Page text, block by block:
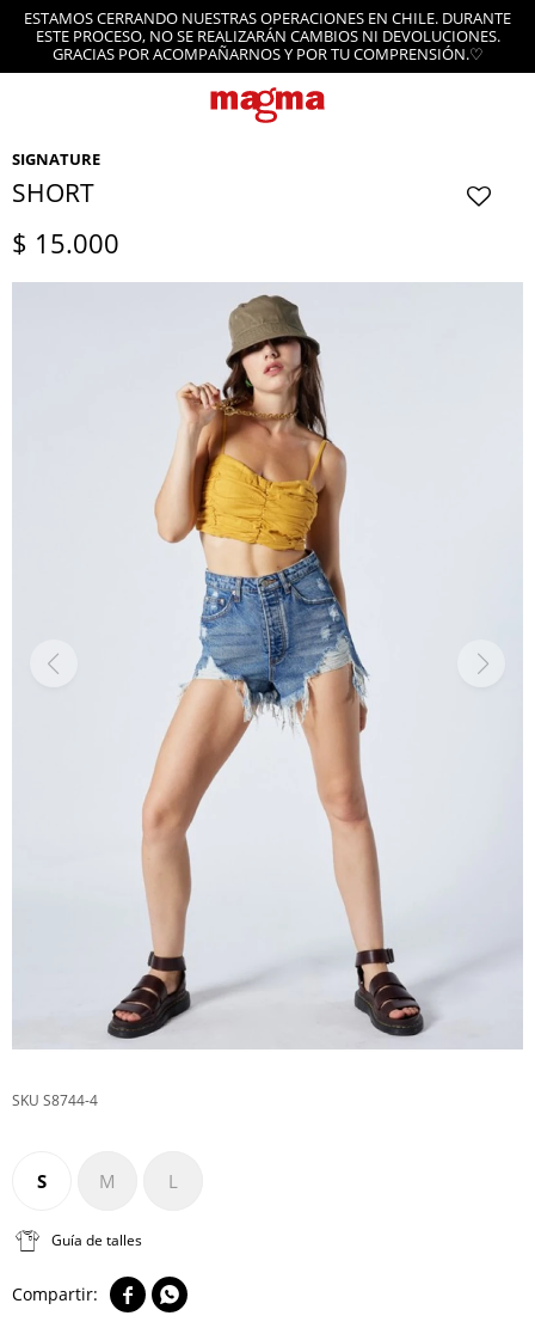
ESTAMOS CERRANDO NUESTRAS OPERACIONES EN CHILE. DURANTE
ESTE PROCESO, NO SE REALIZARÁN CAMBIOS NI DEVOLUCIONES.
GRACIAS POR ACOMPAÑARNOS Y POR TU COMPRENSIÓN.♡
SIGNATURE
SHORT
$ 15.000
S8744-4
S M L
Guía de talles
 